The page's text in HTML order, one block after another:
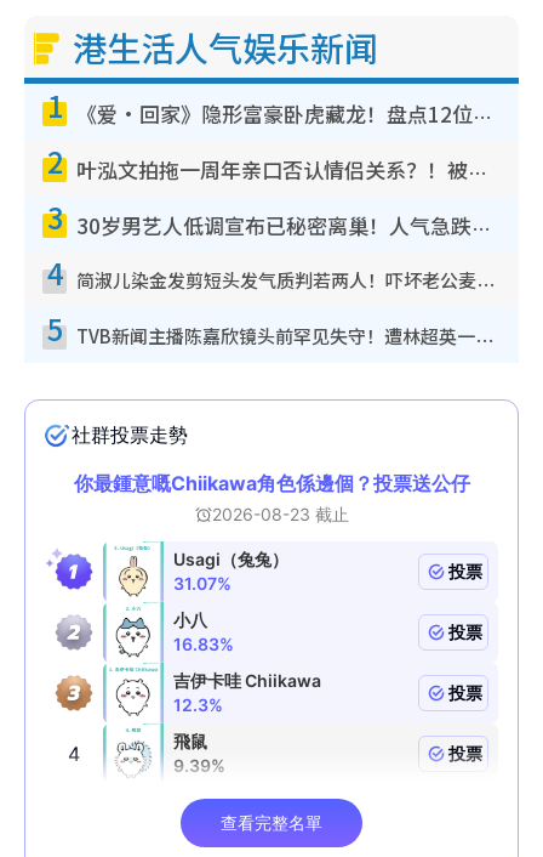
港生活人气娱乐新闻
1 《爱·回家》隐形富豪卧虎藏龙！盘点12位财气逼人的有钱艺人：这位美女3亿身家不愁做
2 叶泓文拍拖一周年亲口否认情侣关系？！被质疑感情造假竟称GM“普通同事”
3 30岁男艺人低调宣布已秘密离巢！人气急跌变失踪人口：“这几年过得并不容易”
4 简淑儿染金发剪短头发气质判若两人！吓坏老公麦大力都认不出：“你做什么？”
5 TVB新闻主播陈嘉欣镜头前罕见失守！遭林超英一句话突袭吓坏当场大笑